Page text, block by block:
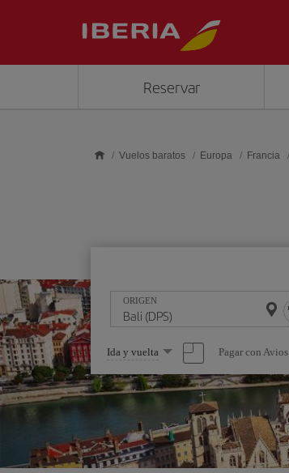
Reservar
Vuelos baratos Europa Francia
ORIGEN
Seleccione
una
opción
Ida y vuelta Pagar con Avios